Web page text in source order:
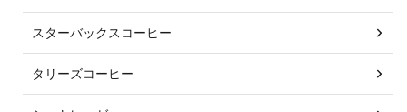
スターバックスコーヒー
タリーズコーヒー